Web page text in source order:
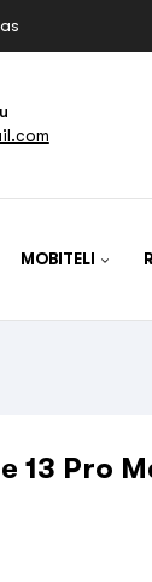
MOBITELI
13 Pro